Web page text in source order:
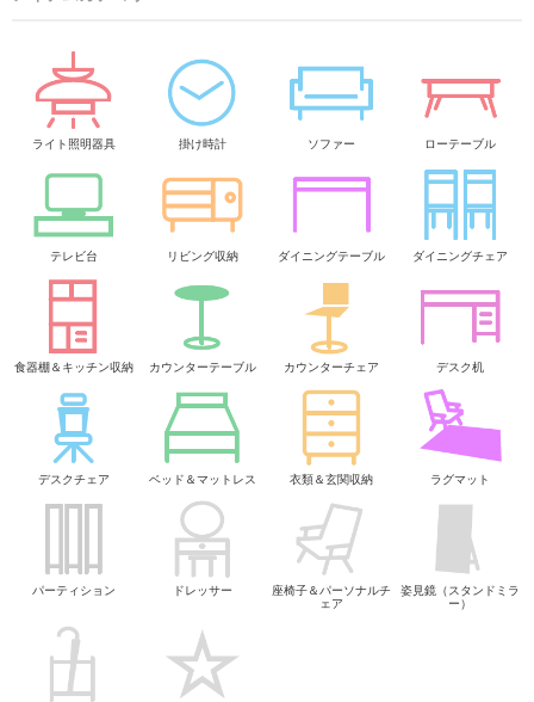
ライト照明器具 掛け時計 ソファー ローテーブル
テレビ台 リビング収納 ダイニングテーブル ダイニングチェア
食器棚＆キッチン収納 カウンターテーブル カウンターチェア デスク机
デスクチェア ベッド＆マットレス 衣類＆玄関収納 ラグマット
パーティション ドレッサー
座椅子＆パーソナルチ
ェア
姿見鏡（スタンドミラ
ー）